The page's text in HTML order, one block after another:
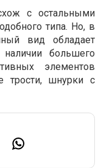
с остальными
типа. Но, в
вид обладает
большего
элементов
трости, шнурки с